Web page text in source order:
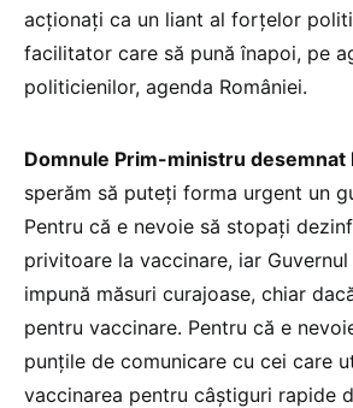
acționați ca un liant al forțelor
facilitator care să pună înapoi, pe
politicienilor, agenda României.
Domnule Prim-ministru desemnat
sperăm să puteți forma urgent un
Pentru că e nevoie să stopați
privitoare la vaccinare, iar
impună măsuri curajoase, chiar
pentru vaccinare. Pentru că e
punțile de comunicare cu cei care
vaccinarea pentru câștiguri rapide